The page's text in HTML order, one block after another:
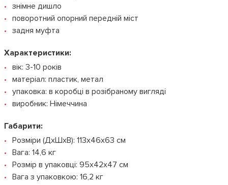
знімне дишло
поворотний опорний передній міст
задня муфта
Характеристики:
вік: 3-10 років
матеріал: пластик, метал
упаковка: в коробці в розібраному вигляді
виробник: Німеччина
Габарити:
Розміри (ДхШхВ): 113x46x63 см
Вага: 14,6 кг
Розмір в упаковці: 95x42x47 см
Вага з упаковкою: 16,2 кг